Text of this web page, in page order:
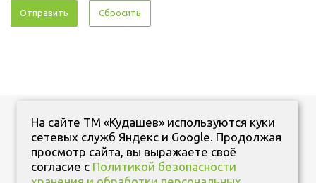
Сбросить
+7 (347) 287 11 11
На сайте ТМ «Кудашев» используются куки
сетевых служб Яндекс и Google. Продолжая
просмотр сайта, вы выражаете своё
согласие с Политикой безопасности